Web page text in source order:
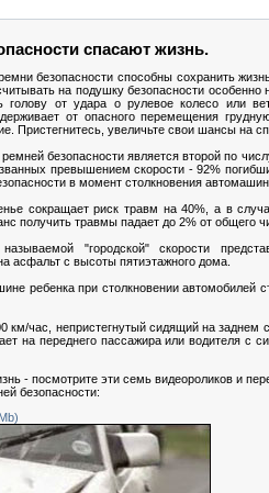
спасают жизнь.
безопасности способны сохранить
на подушку безопасности особенно
голову от удара о рулевое колесо или
от опасного перемещения
Пристегнитесь, увеличьте свои шансы на
безопасности является второй по
превышением скорости - 92%
в момент столкновения
сокращает риск травм на 40%, а в
получить травмы падает до 2% от общего
"городской" скорости
асфальт с высоты пятиэтажного дома.
ребенка при столкновении автомобилей
км/час, непристегнутый сидящий на заднем
на переднего пассажира или водителя с
- посмотрите эти семь видеороликов и
безопасности: